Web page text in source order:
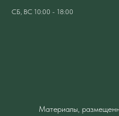
СБ, ВС 10:00 - 18:00
Материалы,